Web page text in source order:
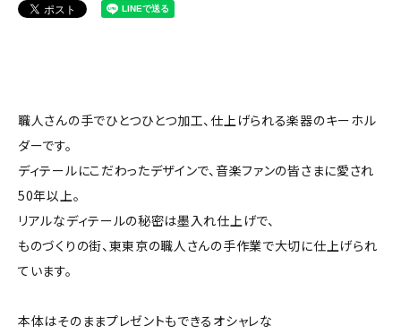
職人さんの手でひとつひとつ加工、仕上げられる楽器のキーホル
ダーです。
ディテールにこだわったデザインで、音楽ファンの皆さまに愛され
50年以上。
リアルなディテールの秘密は墨入れ仕上げで、
ものづくりの街、東東京の職人さんの手作業で大切に仕上げられ
ています。
本体はそのままプレゼントもできるオシャレな